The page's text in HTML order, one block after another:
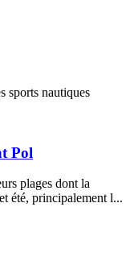
sports nautiques
Pol
plages dont la
été, principalement l...